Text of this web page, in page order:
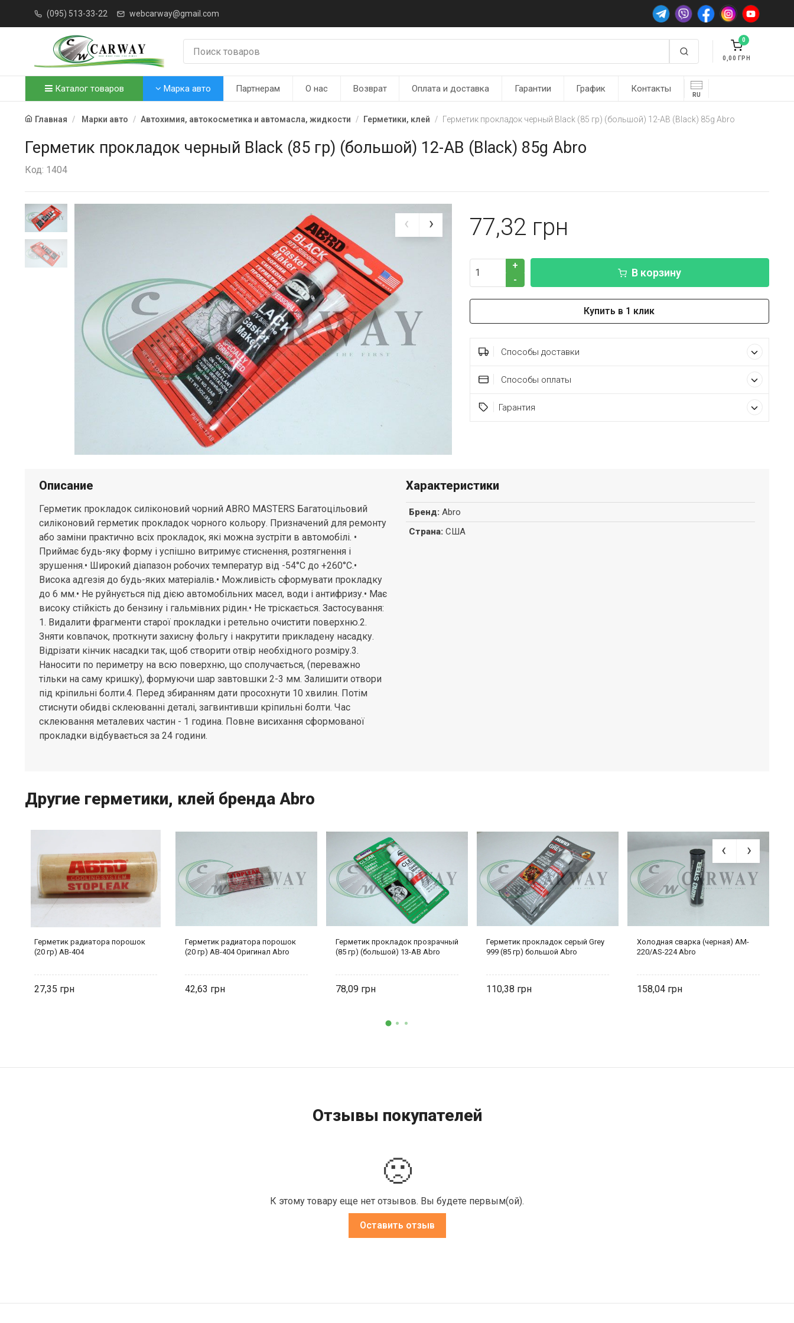
(095) 513-33-22 webcarway@gmail.com
0
0,00
Каталог товаров Марка авто Партнерам О нас Возврат Оплата и доставка Гарантии График Контакты
RU
Главная Марки авто Автохимия, автокосметика и автомасла, жидкости Герметики, клей Герметик прокладок черный Black (85 гр) (большой) 12-AB (Black) 85g Abro
Герметик прокладок черный Black (85 гр) (большой) 12-AB (Black) 85g Abro
Код: 1404
77,32
+
-
В корзину
Купить в 1 клик
Способы доставки
Способы оплаты
Гарантия
Описание
Герметик прокладок силіконовий чорний ABRO MASTERS Багатоцільовий
силіконовий герметик прокладок чорного кольору. Призначений для ремонту
або заміни практично всіх прокладок, які можна зустріти в автомобілі. •
Приймає будь-яку форму і успішно витримує стиснення, розтягнення і
зрушення.• Широкий діапазон робочих температур від -54°С до +260°С.•
Висока адгезія до будь-яких матеріалів.• Можливість сформувати прокладку
до 6 мм.• Не руйнується під дією автомобільних масел, води і антифризу.• Має
високу стійкість до бензину і гальмівних рідин.• Не тріскається. Застосування:
1. Видалити фрагменти старої прокладки і ретельно очистити поверхню.2.
Зняти ковпачок, проткнути захисну фольгу і накрутити прикладену насадку.
Відрізати кінчик насадки так, щоб створити отвір необхідного розміру.3.
Наносити по периметру на всю поверхню, що сполучається, (переважно
тільки на саму кришку), формуючи шар завтовшки 2-3 мм. Залишити отвори
під кріпильні болти.4. Перед збиранням дати просохнути 10 хвилин. Потім
стиснути обидві склеюванні деталі, загвинтивши кріпильні болти. Час
склеювання металевих частин - 1 година. Повне висихання сформованої
прокладки відбувається за 24 години.
Характеристики
Бренд: Abro
Страна: США
Другие герметики, клей бренда Abro
Герметик радиатора порошок
(20 гр) AB-404
27,35
Герметик радиатора порошок
(20 гр) AB-404 Оригинал Abro
42,63
Герметик прокладок прозрачный
(85 гр) (большой) 13-AB Abro
78,09
Герметик прокладок серый Grey
999 (85 гр) большой Abro
110,38
Холодная сварка (черная) AM-
220/AS-224 Abro
158,04
Отзывы покупателей
🙁
К этому товару еще нет отзывов. Вы будете первым(ой).
Оставить отзыв